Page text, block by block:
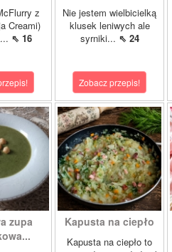
z
Creami)
⇖ 16
Nie jestem wielbicielką
klusek leniwych ale
syrniki... ⇖ 24
Zobacz przepis!
zupa
Kapusta na ciepło
Kapusta na ciepło to